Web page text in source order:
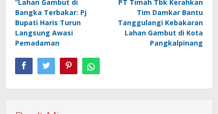
navigation
“Lahan Gambut di
Bangka Terbakar: Pj
Bupati Haris Turun
Langsung Awasi
Pemadaman
PT Timah Tbk Kerahkan
Tim Damkar Bantu
Tanggulangi Kebakaran
Lahan Gambut di Kota
Pangkalpinang